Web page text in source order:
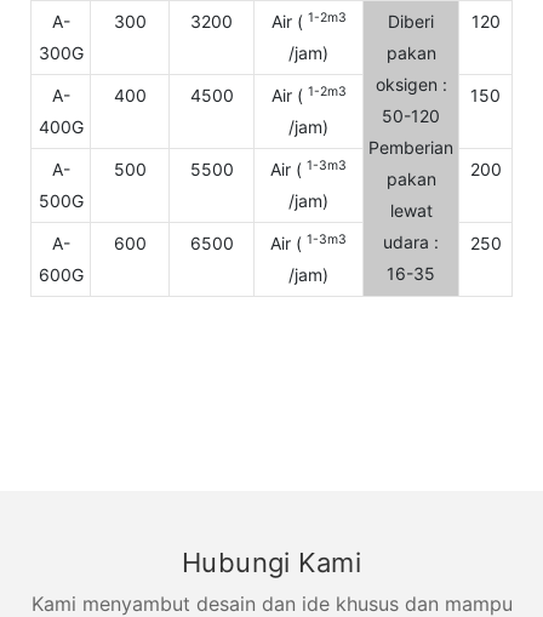
A-
300G
300 3200 Air ( 1-2m3
/jam)
Diberi
pakan
oksigen :
50-120
Pemberian
pakan
lewat
udara :
16-35
120
A-
400G
400 4500 Air ( 1-2m3
/jam)
150
A-
500G
500 5500 Air ( 1-3m3
/jam)
200
A-
600G
600 6500 Air ( 1-3m3
/jam)
250
Hubungi Kami
Kami menyambut desain dan ide khusus dan mampu